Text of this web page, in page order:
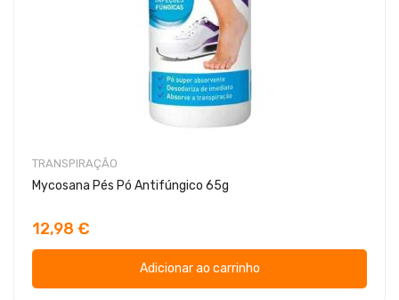
TRANSPIRAÇÃO
Mycosana Pés Pó Antifúngico 65g
12,98 €
Adicionar ao carrinho